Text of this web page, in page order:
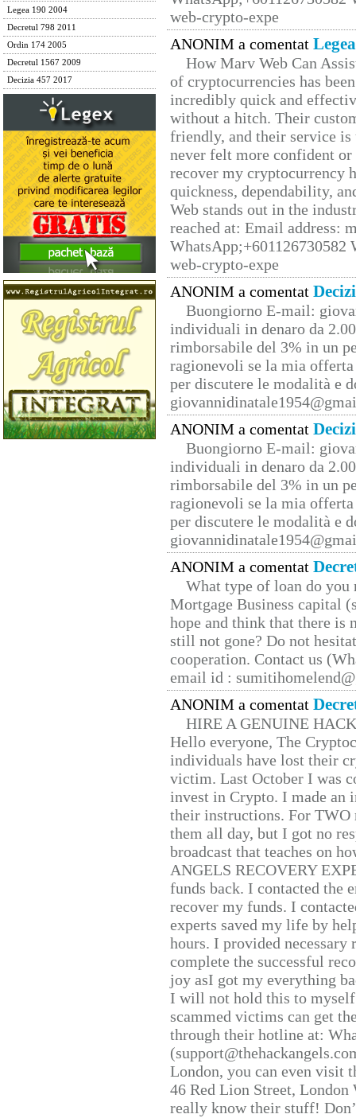
Legea 190 2004
Decretul 798 2011
Ordin 174 2005
Decretul 1567 2009
Decizia 457 2017
web-crypto-expe
ANONIM a comentat
How Marv Web Can
of cryptocurrencies has
incredibly quick and
without a hitch. Their
friendly, and their service
never felt more confident
recover my cryptocurrency
quickness, dependability,
Web stands out in the
reached at: Email address:
web-crypto-expe
ANONIM a comentat
Buongiorno E-mail:
individuali in denaro da
rimborsabile del 3% in un
ragionevoli se la mia
per discutere le modalità e
ANONIM a comentat
Buongiorno E-mail:
individuali in denaro da
rimborsabile del 3% in un
ragionevoli se la mia
per discutere le modalità e
ANONIM a comentat
What type of loan do you
Mortgage Business capital
hope and think that there is
still not gone? Do not
cooperation. Contact us
email id :
ANONIM a comentat
HIRE A GENUINE
Hello everyone, The
individuals have lost their
victim. Last October I was
invest in Crypto. I made
their instructions. For TWO
them all day, but I got no
broadcast that teaches on
ANGELS RECOVERY
funds back. I contacted the
recover my funds. I
experts saved my life by
hours. I provided
complete the successful
joy asI got my everything
I will not hold this to
scammed victims can get
through their hotline at:
London, you can even visit
46 Red Lion Street, London
really know their stuff!